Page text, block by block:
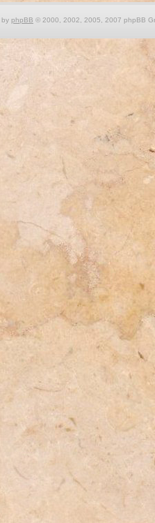
by phpBB © 2000, 2002, 2005, 2007 phpBB